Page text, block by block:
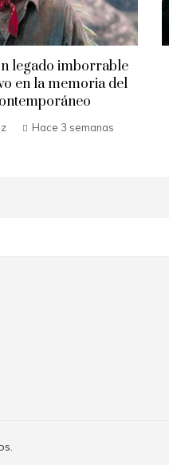
legado imborrable
en la memoria del
Hace 3 semanas